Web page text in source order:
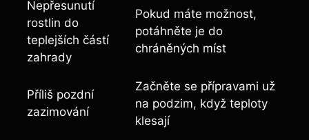
Nepřesunutí
rostlin do
teplejších částí
zahrady
Pokud máte možnost,
potáhněte je do
chráněných míst
Příliš pozdní
zazimování
Začněte se přípravami už
na podzim, když teploty
klesají